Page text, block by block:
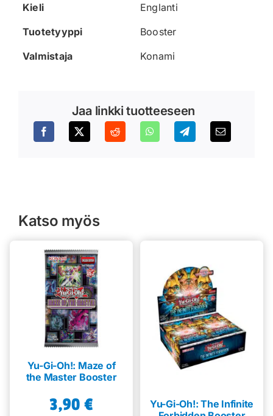
Kieli
Englanti
Tuotetyyppi
Booster
Valmistaja
Konami
Jaa linkki tuotteeseen
Katso myös
Yu-Gi-Oh!: Maze of
the Master Booster
3,90 €
Yu-Gi-Oh!: The Infinite